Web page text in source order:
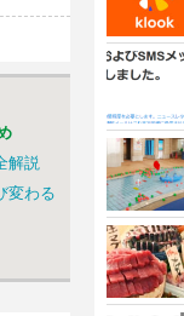
解説
変わる